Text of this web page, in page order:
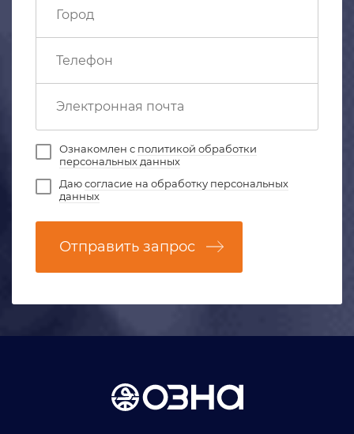
Ознакомлен с политикой обработки
персональных данных
Даюсогласие на обработку персональных
данных
Отправить запрос